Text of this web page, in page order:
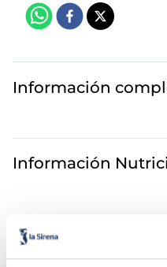
Información
Información